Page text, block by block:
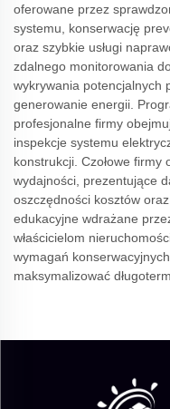
oferowane przez
systemu, konserwację
oraz szybkie usługi
zdalnego monitorowania
wykrywania potencjalnych
generowanie energii.
profesjonalne firmy
inspekcje systemu
konstrukcji. Czołowe firmy
wydajności, prezentujące
oszczędności kosztów
edukacyjne wdrażane
właścicielom
wymagań
maksymalizować